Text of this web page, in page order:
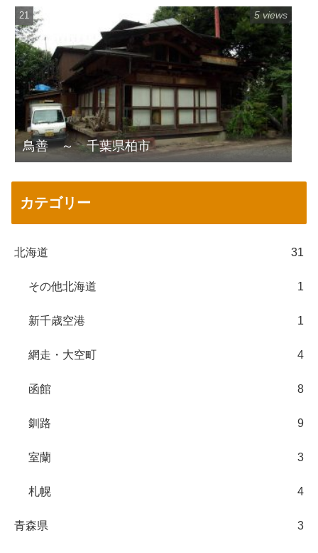
鳥善 ～ 千葉県柏市
5 views
カテゴリー
北海道 31
その他北海道 1
新千歳空港 1
網走・大空町 4
函館 8
釧路 9
室蘭 3
札幌 4
青森県 3